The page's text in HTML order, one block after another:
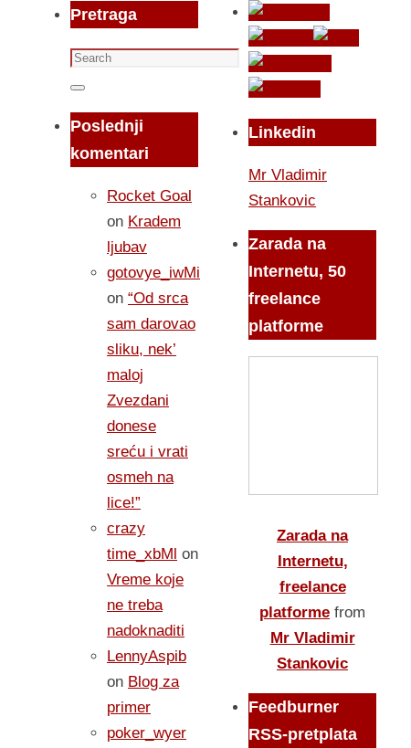
Pretraga
Search
for:
Search
Poslednji
komentari
Rocket Goal
on Kradem
ljubav
gotovye_iwMi
on “Od srca
sam darovao
sliku, nek’
maloj
Zvezdani
donese
sreću i vrati
osmeh na
lice!”
crazy
time_xbMl on
Vreme koje
ne treba
nadoknaditi
LennyAspib
on Blog za
primer
poker_wyer
Linkedin
Mr Vladimir
Stankovic
Zarada na
Internetu, 50
freelance
platforme
Zarada na
Internetu,
freelance
platforme from
Mr Vladimir
Stankovic
Feedburner
RSS-pretplata